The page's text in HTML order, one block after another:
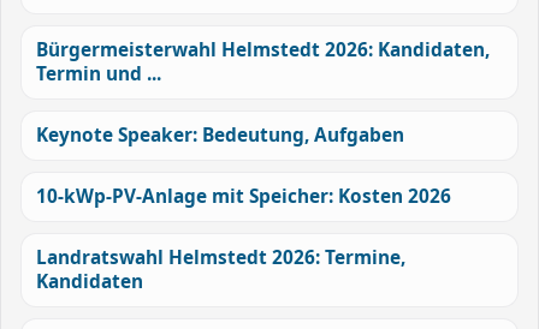
Bürgermeisterwahl Helmstedt 2026: Kandidaten,
Termin und ...
Keynote Speaker: Bedeutung, Aufgaben
10-kWp-PV-Anlage mit Speicher: Kosten 2026
Landratswahl Helmstedt 2026: Termine,
Kandidaten